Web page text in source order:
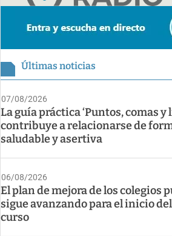
Últimas noticias
07/08/2026
La guía práctica ‘Puntos, comas y
contribuye a relacionarse de
saludable y asertiva
06/08/2026
El plan de mejora de los colegios
sigue avanzando para el inicio
curso